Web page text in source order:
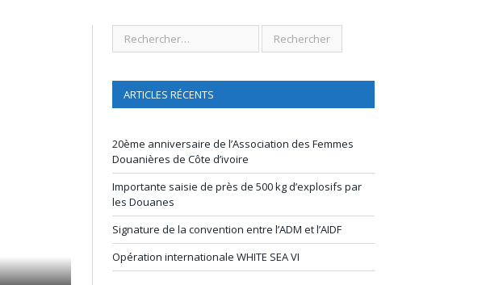
ARTICLES RÉCENTS
20ème anniversaire de l’Association des Femmes
Douanières de Côte d’ivoire
Importante saisie de près de 500 kg d’explosifs par
les Douanes
Signature de la convention entre l’ADM et l’AIDF
Opération internationale WHITE SEA VI